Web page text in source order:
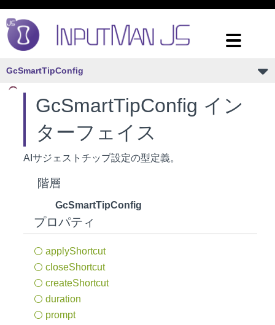
GcSmartTipConfig
GcSmartTipConfig イン
ターフェイス
AIサジェストチップ設定の型定義。
階層
GcSmartTipConfig
プロパティ
applyShortcut
closeShortcut
createShortcut
duration
prompt